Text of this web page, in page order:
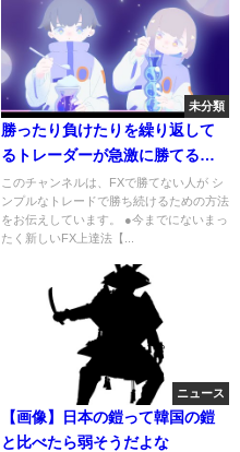
未分類
勝ったり負けたりを繰り返して
るトレーダーが急激に勝てるよ
うになるきっかけを大公開！
このチャンネルは、FXで勝てない人が シ
ンプルなトレードで勝ち続けるための方法
をお伝えしています。 ●今までにないまっ
たく新しいFX上達法【...
ニュース
【画像】日本の鎧って韓国の鎧
と比べたら弱そうだよな